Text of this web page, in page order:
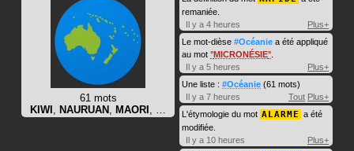
61 mots
KIWI NAURUAN MAORI
remaniée.
Il y a 4 heures
Plus+
Le mot-dièse #Océanie a été appliqué
au mot MICRONÉSIE
Il y a 5 heures
Plus+
Une liste : #Océanie (61 mots)
Il y a 7 heures
Tout Plus+
L'étymologie du mot ALARME a été
modifiée.
Il y a 10 heures
Plus+